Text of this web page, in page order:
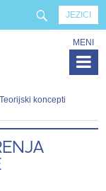
JEZICI
MENI
koncepti